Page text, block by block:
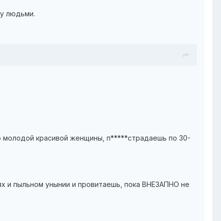
людьми.
молодой красивой женщины, п*****страдаешь по 30-
и пыльном унынии и провитаешь, пока ВНЕЗАПНО не